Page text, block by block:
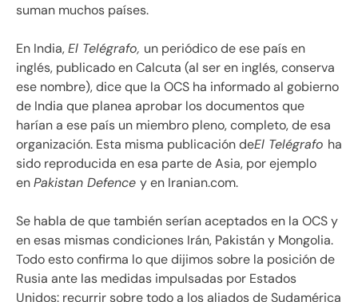
suman muchos países.
En India,El Telégrafo, un periódico de ese país en
inglés, publicado en Calcuta (al ser en inglés, conserva
ese nombre), dice que la OCS ha informado al gobierno
de India que planea aprobar los documentos que
harían a ese país un miembro pleno, completo, de esa
organización. Esta misma publicación deEl Telégrafo ha
sido reproducida en esa parte de Asia, por ejemplo
enPakistan Defence y en Iranian.com.
Se habla de que también serían aceptados en la OCS y
en esas mismas condiciones Irán, Pakistán y Mongolia.
Todo esto confirma lo que dijimos sobre la posición de
Rusia ante las medidas impulsadas por Estados
Unidos: recurrir sobre todo a los aliados de Sudamérica